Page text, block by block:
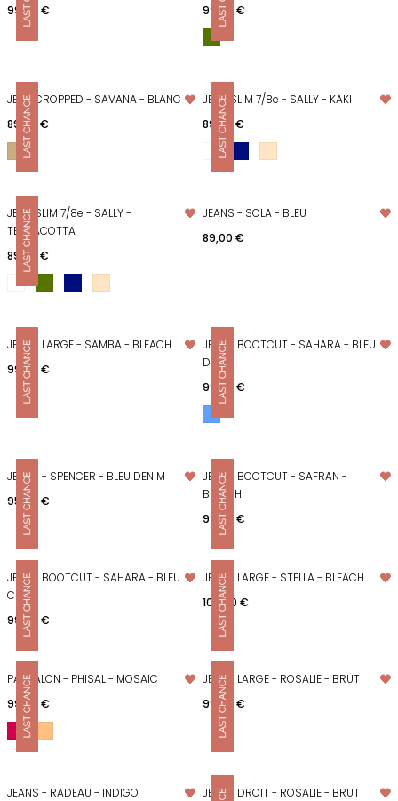
Prix
99,00 € Prix
99,00 €
JEAN CROPPED - SAVANA - BLANC
Prix
89,00 €
JEAN SLIM 7/8e - SALLY - KAKI
Prix
89,00 €
JEAN SLIM 7/8e - SALLY -
TERRACOTTA
Prix
89,00 €
JEANS - SOLA - BLEU
Prix
89,00 €
JEANS LARGE - SAMBA - BLEACH
Prix
99,00 €
JEANS BOOTCUT - SAHARA - BLEU
DENIM
Prix
99,00 €
JEANS - SPENCER - BLEU DENIM
Prix
95,00 €
JEANS BOOTCUT - SAFRAN -
BLEACH
Prix
99,00 €
JEANS BOOTCUT - SAHARA - BLEU
CLAIR
Prix
99,00 €
JEANS LARGE - STELLA - BLEACH
Prix
109,00 €
PANTALON - PHISAL - MOSAIC
Prix
99,00 €
JEANS LARGE - ROSALIE - BRUT
Prix
99,00 €
JEANS - RADEAU - INDIGO JEANS DROIT - ROSALIE - BRUT